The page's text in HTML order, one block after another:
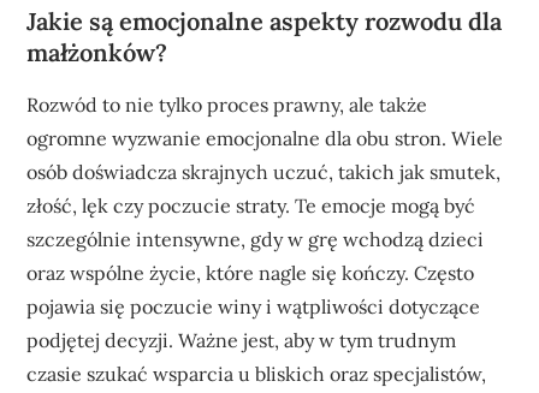
Jakie są emocjonalne aspekty rozwodu dla
małżonków?
Rozwód to nie tylko proces prawny, ale także
ogromne wyzwanie emocjonalne dla obu stron. Wiele
osób doświadcza skrajnych uczuć, takich jak smutek,
złość, lęk czy poczucie straty. Te emocje mogą być
szczególnie intensywne, gdy w grę wchodzą dzieci
oraz wspólne życie, które nagle się kończy. Często
pojawia się poczucie winy i wątpliwości dotyczące
podjętej decyzji. Ważne jest, aby w tym trudnym
czasie szukać wsparcia u bliskich oraz specjalistów,